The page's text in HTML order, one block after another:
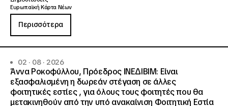
Ευρωπαϊκή Κάρτα Νέων
Περισσότερα
02 · 08 · 2026
Άννα Ροκοφύλλου, Πρόεδρος ΙΝΕΔΙΒΙΜ: Είναι
εξασφαλισμένη η δωρεάν στέγαση σε άλλες
φοιτητικές εστίες , για όλους τους φοιτητές που θα
μετακινηθούν από την υπό ανακαίνιση Φοιτητική Εστία